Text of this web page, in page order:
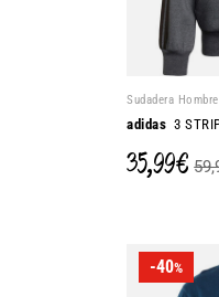
Sudadera Hombre
adidas 3
35,99 €
-40%